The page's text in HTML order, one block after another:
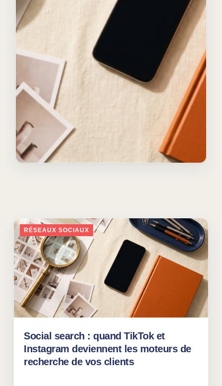
deviennent les moteurs de
recherche de vos clients
04 août 2026
Temps de lecture : 7 minutes — Mis à jour le 4 août
2026 par l'équipe Aries Strategies Le social search,
c'est-à-dire l'utilisation de TikTok, Instagram
RÉSEAUX SOCIAUX
Social search : quand TikTok et
Instagram deviennent les moteurs de
recherche de vos clients